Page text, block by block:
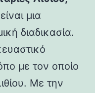
μια
διαδικασία.
με τον οποίο
Με την